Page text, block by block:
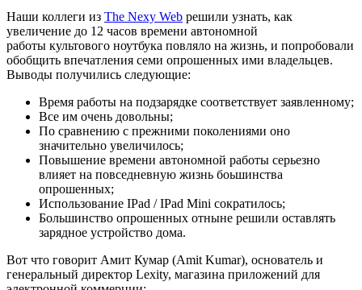
Наши коллеги из The Nexy Web решили узнать, как
увеличение до 12 часов времени автономной
работы культового ноутбука повляло на жизнь, и попробовали
обобщить впечатления семи опрошенных ими владельцев.
Выводы получились следующие:
Время работы на подзарядке соответствует заявленному;
Все им очень довольны;
По сравнению с прежними поколениями оно
значительно увеличилось;
Повышение времени автономной работы серьезно
влияет на повседневную жизнь боьшинства
опрошенных;
Использование IPad / IPad Mini сократилось;
Большинство опрошенных отныне решили оставлять
зарядное устройство дома.
Вот что говорит Амит Кумар (Amit Kumar), основатель и
генеральный директор Lexity, магазина приложений для